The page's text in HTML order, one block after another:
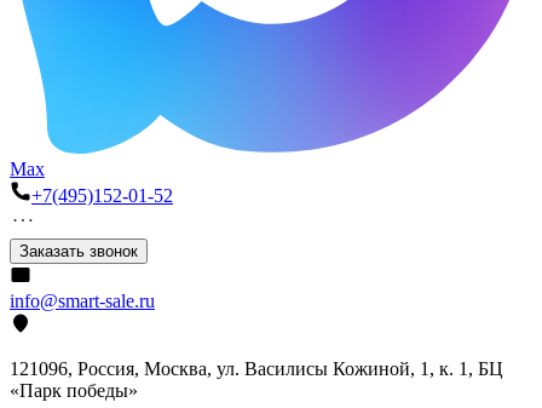
Max
+7(495)152-01-52
Заказать звонок
info@smart-sale.ru
121096, Россия, Москва, ул. Василисы Кожиной, 1, к. 1, БЦ
«Парк победы»